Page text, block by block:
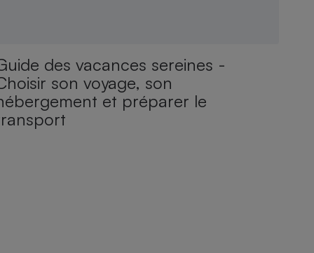
des vacances sereines -
son voyage, son
et préparer le